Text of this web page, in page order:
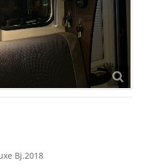
Bj.2018